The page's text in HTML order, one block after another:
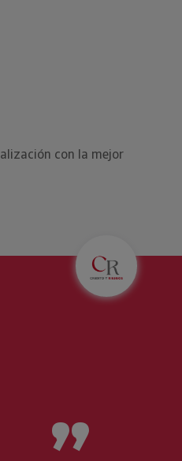
con la mejor
En este negocio